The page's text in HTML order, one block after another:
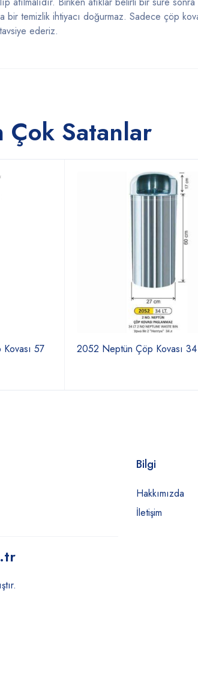
temizlik ihtiyacı doğurmaz. Sadece çöp
ederiz.
Çok Satanlar
57
2052 Neptün Çöp Kovası
Bilgi
Hakkımızda
İletişim